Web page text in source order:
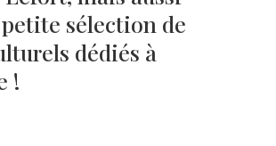
petite sélection de
dédiés à
!